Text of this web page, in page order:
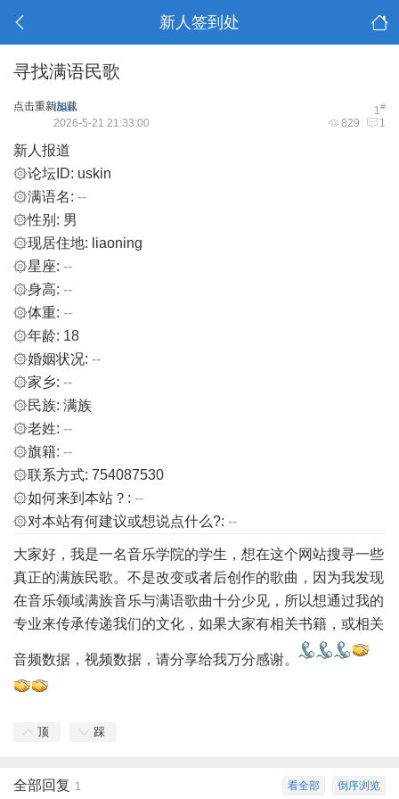
新人签到处
寻找满语民歌
点击重新加载 1#
Ifan
829 1
2026-5-21 21:33:00
新人报道
۞论坛ID: uskin
۞满语名: --
۞性别: 男
۞现居住地: liaoning
۞星座: --
۞身高: --
۞体重: --
۞年龄: 18
۞婚姻状况: --
۞家乡: --
۞民族: 满族
۞老姓: --
۞旗籍: --
۞联系方式: 754087530
۞如何来到本站？: --
۞对本站有何建议或想说点什么?: --
大家好，我是一名音乐学院的学生，想在这个网站搜寻一些
真正的满族民歌。不是改变或者后创作的歌曲，因为我发现
在音乐领域满族音乐与满语歌曲十分少见，所以想通过我的
专业来传承传递我们的文化，如果大家有相关书籍，或相关
音频数据，视频数据，请分享给我万分感谢。
顶 踩
倒序浏览
看全部
全部回复 1